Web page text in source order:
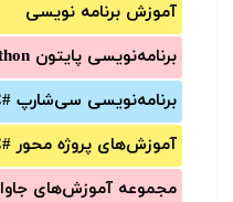
آموزش برنامه نویسی
برنامه‌نویسی پایتون Python
برنامه‌‌نویسی سی‌شارپ C#‎
آموزش‌های پروژه محور #C
مجموعه آموزش‌های جاوا Java